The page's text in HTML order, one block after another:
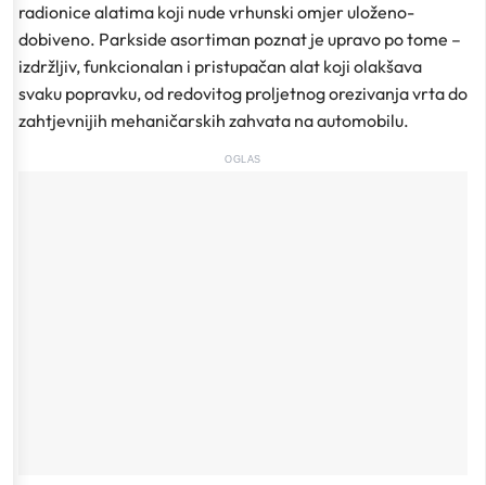
radionice alatima koji nude vrhunski omjer uloženo-
dobiveno. Parkside asortiman poznat je upravo po tome –
izdržljiv, funkcionalan i pristupačan alat koji olakšava
svaku popravku, od redovitog proljetnog orezivanja vrta do
zahtjevnijih mehaničarskih zahvata na automobilu.
OGLAS